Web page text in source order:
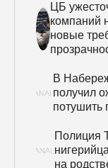
ЦБ
компаний
новые
В
получил
потушить
Полиция
на